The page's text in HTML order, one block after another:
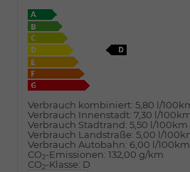
Verbrauch kombiniert: 5,80 l/
Verbrauch Innenstadt: 7,30 l/
Verbrauch Stadtrand: 5,50 l/100km
Verbrauch Landstraße: 5,00 l/
Verbrauch Autobahn: 6,00 l/100km
CO2-Emissionen: 132,00 g/km
CO2-Klasse: D